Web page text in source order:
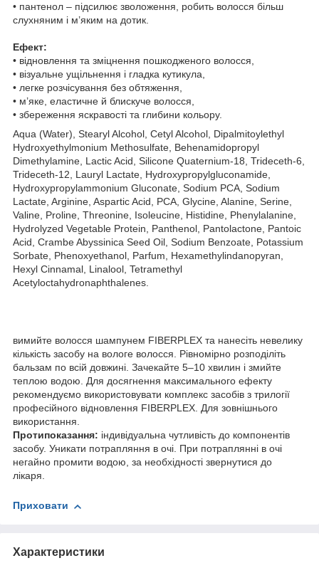
• пантенол – підсилює зволоження, робить волосся більш
слухняним і м’яким на дотик.
Ефект:
• відновлення та зміцнення пошкодженого волосся,
• візуальне ущільнення і гладка кутикула,
• легке розчісування без обтяження,
• м’яке, еластичне й блискуче волосся,
• збереження яскравості та глибини кольору.
Aqua (Water), Stearyl Alcohol, Cetyl Alcohol, Dipalmitoylethyl
Hydroxyethylmonium Methosulfate, Behenamidopropyl
Dimethylamine, Lactic Acid, Silicone Quaternium-18, Trideceth-6,
Trideceth-12, Lauryl Lactate, Hydroxypropylgluconamide,
Hydroxypropylammonium Gluconate, Sodium PCA, Sodium
Lactate, Arginine, Aspartic Acid, PCA, Glycine, Alanine, Serine,
Valine, Proline, Threonine, Isoleucine, Histidine, Phenylalanine,
Hydrolyzed Vegetable Protein, Panthenol, Pantolactone, Pantoic
Acid, Crambe Abyssinica Seed Oil, Sodium Benzoate, Potassium
Sorbate, Phenoxyethanol, Parfum, Hexamethylindanopyran,
Hexyl Cinnamal, Linalool, Tetramethyl
Acetyloctahydronaphthalenes.
вимийте волосся шампунем FIBERPLEX та нанесіть невелику
кількість засобу на вологе волосся. Рівномірно розподіліть
бальзам по всій довжині. Зачекайте 5–10 хвилин і змийте
теплою водою. Для досягнення максимального ефекту
рекомендуємо використовувати комплекс засобів з трилогії
професійного відновлення FIBERPLEX. Для зовнішнього
використання.
Протипоказання: індивідуальна чутливість до компонентів
засобу. Уникати потрапляння в очі. При потраплянні в очі
негайно промити водою, за необхідності звернутися до
лікаря.
Приховати
Характеристики